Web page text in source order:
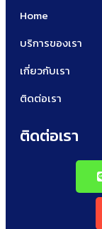
Home
บริการของเรา
เกี่ยวกับเรา
ติดต่อเรา
ติดต่อเรา